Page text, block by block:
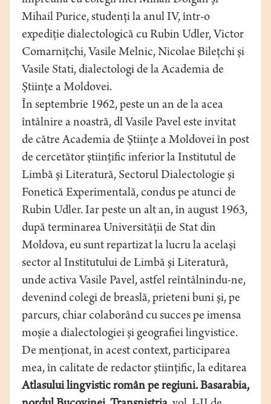
Mihail Purice, studenţi la anul IV, într-o
expediţie dialectologică cu Rubin Udler, Victor
Comarniţchi, Vasile Melnic, Nicolae Bileţchi şi
Vasile Stati, dialectologi de la Academia de
Ştiinţe a Moldovei.
În septembrie 1962, peste un an de la acea
întâlnire a noastră, dl Vasile Pavel este invitat
de către Academia de Ştiinţe a Moldovei în post
de cercetător ştiinţific inferior la Institutul de
Limbă şi Literatură, Sectorul Dialectologie şi
Fonetică Experimentală, condus pe atunci de
Rubin Udler. Iar peste un alt an, în august 1963,
după terminarea Universităţii de Stat din
Moldova, eu sunt repartizat la lucru la acelaşi
sector al Institutului de Limbă şi Literatură,
unde activa Vasile Pavel, astfel reîntâlnindu-ne,
devenind colegi de breaslă, prieteni buni şi, pe
parcurs, chiar colaborând cu succes pe imensa
moşie a dialectologiei şi geografiei lingvistice.
De menţionat, în acest context, participarea
mea, în calitate de redactor ştiinţific, la editarea
Atlasului lingvistic român pe regiuni. Basarabia,